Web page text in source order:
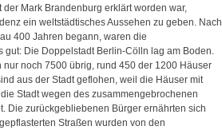
Mark Brandenburg erklärt worden war,
ein weltstädtisches Aussehen zu geben. Nach
400 Jahren begann, waren die
gut: Die Doppelstadt Berlin-Cölln lag am Boden.
noch 7500 übrig, rund 450 der 1200 Häuser
aus der Stadt geflohen, weil die Häuser mit
Stadt wegen des zusammengebrochenen
Die zurückgebliebenen Bürger ernährten sich
Straßen wurden von den